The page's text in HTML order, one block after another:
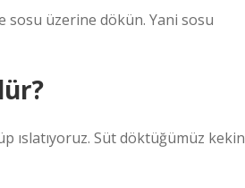
sosu üzerine dökün. Yani sosu
ıslatıyoruz. Süt döktüğümüz kekin